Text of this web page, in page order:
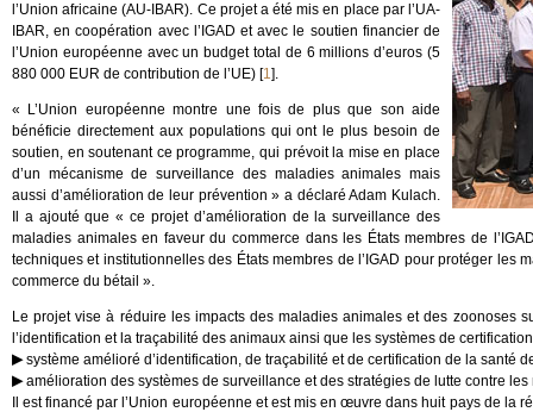
l’Union africaine (AU-IBAR). Ce projet a été mis en place par l’UA-
IBAR, en coopération avec l’IGAD et avec le soutien financier de
l’Union européenne avec un budget total de 6 millions d’euros (5
880 000 EUR de contribution de l’UE) [1].
« L’Union européenne montre une fois de plus que son aide
bénéficie directement aux populations qui ont le plus besoin de
soutien, en soutenant ce programme, qui prévoit la mise en place
d’un mécanisme de surveillance des maladies animales mais
aussi d’amélioration de leur prévention » a déclaré Adam Kulach.
Il a ajouté que « ce projet d’amélioration de la surveillance des
maladies animales en faveur du commerce dans les États membres de
techniques et institutionnelles des États membres de l’IGAD pour protéger
commerce du bétail ».
Le projet vise à réduire les impacts des maladies animales et des zoonoses
l’identification et la traçabilité des animaux ainsi que les systèmes de
système amélioré d’identification, de traçabilité et de certification de la santé
amélioration des systèmes de surveillance et des stratégies de lutte contre les
Il est financé par l’Union européenne et est mis en œuvre dans huit pays de la